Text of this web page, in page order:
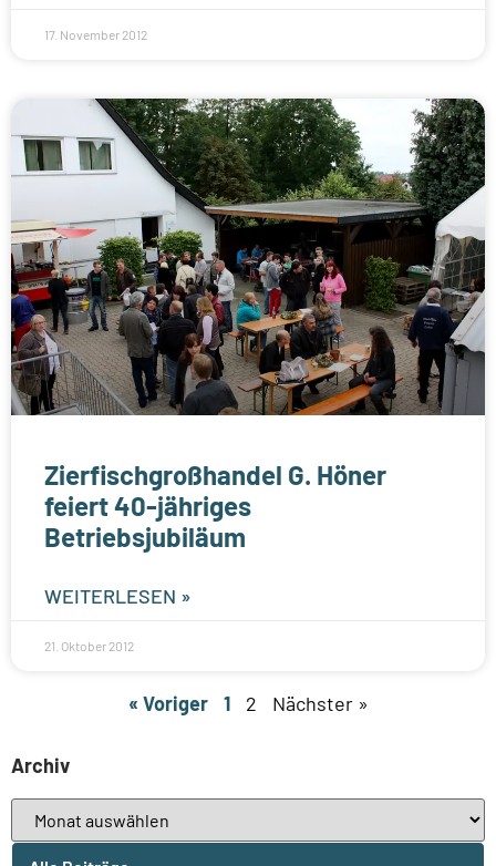
17. November 2012
Zierfischgroßhandel G. Höner
feiert 40-jähriges
Betriebsjubiläum
WEITERLESEN »
21. Oktober 2012
« Voriger 1 2 Nächster »
Archiv